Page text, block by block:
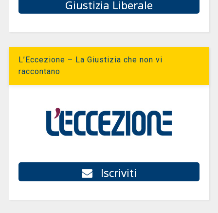
Giustizia Liberale
L’Eccezione – La Giustizia che non vi
raccontano
Iscriviti